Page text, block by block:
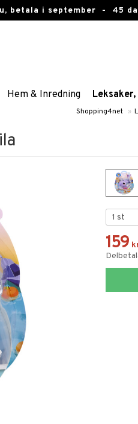
betala i september - 45
Hem & Inredning
Shopping4net »
159